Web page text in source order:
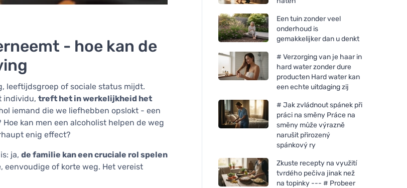
- hoe kan de
leeftijdsgroep of sociale status mijdt.
individu, treft het in werkelijkheid het
iemand die we liefhebben opslokt - een
kan men een alcoholist helpen de weg
enig effect?
ja, de familie kan een cruciale rol spelen
eenvoudige of korte weg. Het vereist
Een tuin zonder veel
onderhoud is
gemakkelijker dan u denkt
# Verzorging van je haar in
hard water zonder dure
producten Hard water kan
een echte uitdaging zij
# Jak zvládnout spánek při
práci na směny Práce na
směny může výrazně
narušit přirozený
spánkový ry
Zkuste recepty na využití
tvrdého pečiva jinak než
na topinky --- # Probeer